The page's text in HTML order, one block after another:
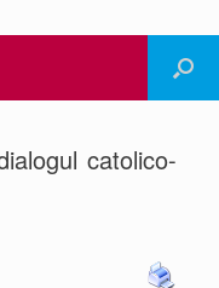
catolico-